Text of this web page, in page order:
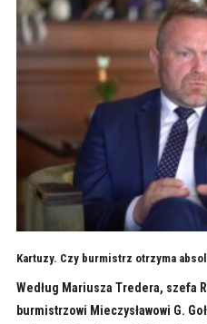
Kartuzy. Czy burmistrz otrzyma
Według Mariusza Tredera, szefa
burmistrzowi Mieczysławowi G.